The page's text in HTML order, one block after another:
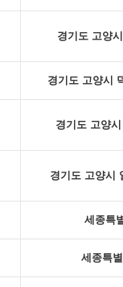
경기도 고양
경기도 고양시
경기도 고양
경기도 고양시
세종특
세종특